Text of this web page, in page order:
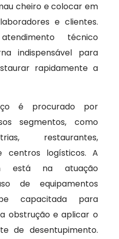
cheiro e colocar em
e clientes.
técnico
indispensável para
rapidamente a
é procurado por
segmentos, como
restaurantes,
centros logísticos. A
está na atuação
de equipamentos
capacitada para
obstrução e aplicar o
de desentupimento.